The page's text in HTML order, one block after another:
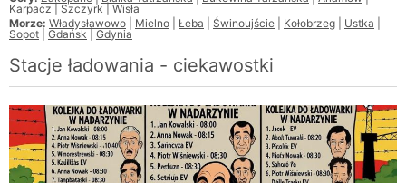
Karpacz
Szczyrk
Wisła
Morze: Władysławowo Mielno Łeba Świnoujście Kołobrzeg Ustka
Sopot
Gdańsk Gdynia
Stacje ładowania - ciekawostki